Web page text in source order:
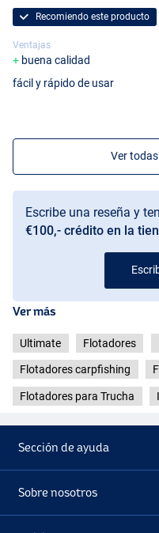
Recomiendo este producto
Ventajas
buena calidad
fácil y rápido de usar
Ver
Escribe una reseña y
€100,- crédito en la
Ver más
Ultimate Flotadores
Flotadores carpfishing
Flotadores para Trucha
Sección de ayuda
Sobre nosotros